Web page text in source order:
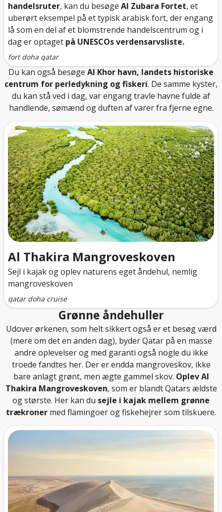
handelsruter, kan du besøge Al Zubara Fortet, et
uberørt eksempel på et typisk arabisk fort, der engang
lå som en del af et blomstrende handelscentrum og i
dag er optaget på UNESCOs verdensarvsliste.
fort doha qatar
Du kan også besøge Al Khor havn, landets historiske
centrum for perledykning og fiskeri. De samme kyster,
du kan stå ved i dag, var engang travle havne fulde af
handlende, sømænd og duften af varer fra fjerne egne.
Al Thakira Mangroveskoven
Sejl i kajak og oplev naturens eget åndehul, nemlig
mangroveskoven
qatar doha cruise
Grønne åndehuller
Udover ørkenen, som helt sikkert også er et besøg værd
(mere om det en anden dag), byder Qatar på en masse
andre oplevelser og med garanti også nogle du ikke
troede fandtes her. Der er endda mangroveskov, ikke
bare anlagt grønt, men ægte gammel skov. Oplev Al
Thakira Mangroveskoven, som er blandt Qatars ældste
og største. Her kan du sejle i kajak mellem grønne
trækroner med flamingoer og fiskehejrer som tilskuere.